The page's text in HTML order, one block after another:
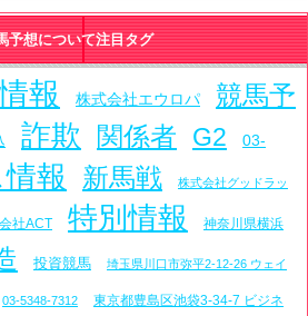
予想について注目タグ
報 株式会社エウロパ
競馬予
詐欺 関係者 G2 03-
報 新馬戦 株式会社グッドラッ
社ACT 特別情報 神奈川県横浜
投資競馬 埼玉県川口市弥平2-12-26 ウェイ
03-5348-7312 東京都豊島区池袋3-34-7 ビジネ